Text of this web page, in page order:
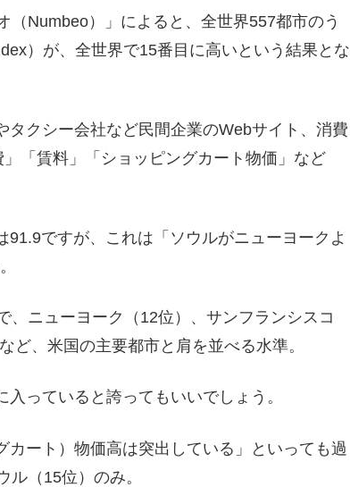
Numbeo）」によると、全世界557都市のう
）が、全世界で15番目に高いという結果とな
クシー会社など民間企業のWebサイト、消費
「賃料」「ショッピングカート物価」など
ですが、これは「ソウルがニューヨークよ
ニューヨーク（12位）、サンフランシスコ
ど、米国の主要都市と肩を並べる水準。
っていると誇ってもいいでしょう。
ート）物価高は突出している」といっても過
（15位）のみ。